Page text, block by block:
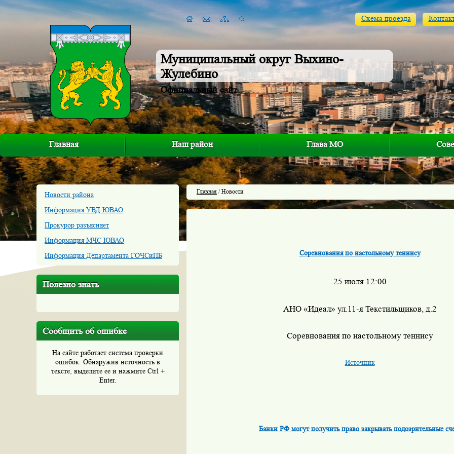
Муниципальный округ Выхино-
Жулебино
Официальный сайт
Схема проезда
Главная Наш район Глава МО
Новости района
Информация УВД ЮВАО
Прокурор разъясняет
Информация МЧС ЮВАО
Информация Департамента ГОЧСиПБ
Полезно знать
Сообщить об ошибке
На сайте работает система проверки
ошибок. Обнаружив неточность в
тексте, выделите ее и нажмите Ctrl +
Enter.
Главная / Новости
Соревнования по настольному теннису
25 июля 12:00
АНО «Идеал» ул.11-я Текстильщиков, д.2
Соревнования по настольному теннису
Источник
Банки РФ могут получить право закрывать подозрительные